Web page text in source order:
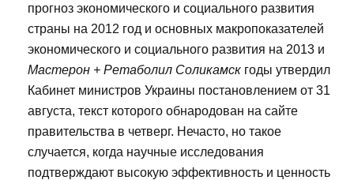
прогноз экономического и социального развития
страны на 2012 год и основных макропоказателей
экономического и социального развития на 2013 и
Мастерон + Ретаболил Соликамск годы утвердил
Кабинет министров Украины постановлением от 31
августа, текст которого обнародован на сайте
правительства в четверг. Нечасто, но такое
случается, когда научные исследования
подтверждают высокую эффективность и ценность